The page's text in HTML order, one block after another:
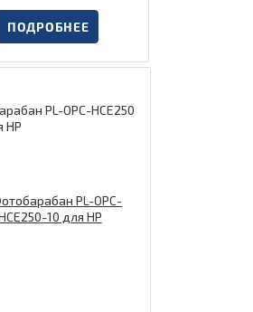
ПОДРОБНЕЕ
PL-OPC-HCE250
HP